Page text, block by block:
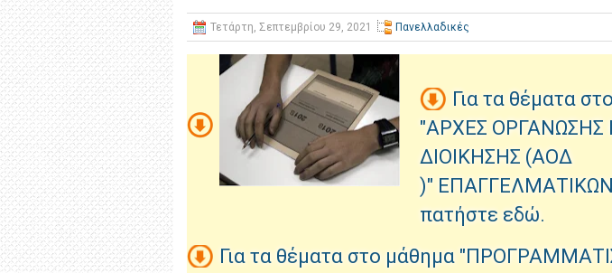
Τετάρτη, Σεπτεμβρίου 29, 2021 Πανελλαδικές
Για τα θέματα
"ΑΡΧΕΣ ΟΡΓΑΝΩΣΗΣ
ΔΙΟΙΚΗΣΗΣ (ΑΟΔ
)"
πατήστε εδώ.
Για τα θέματα στο μάθημα